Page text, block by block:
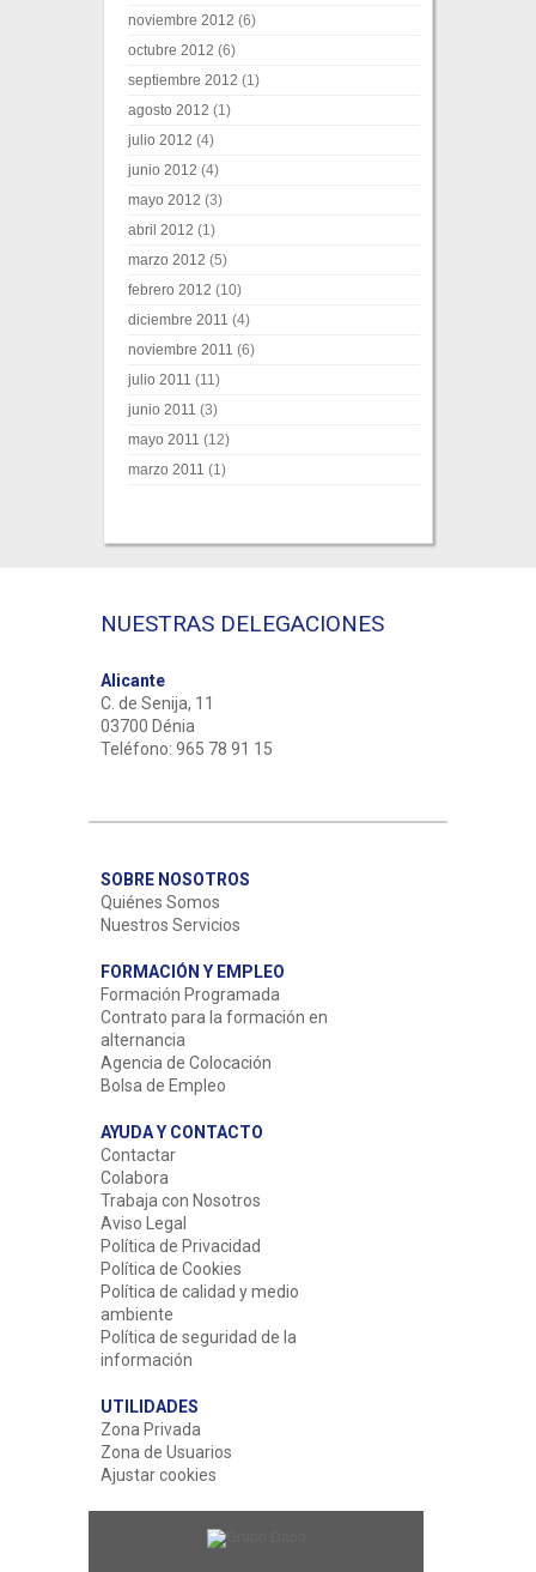
noviembre 2012 (6)
octubre 2012 (6)
septiembre 2012 (1)
agosto 2012 (1)
julio 2012 (4)
junio 2012 (4)
mayo 2012 (3)
abril 2012 (1)
marzo 2012 (5)
febrero 2012 (10)
diciembre 2011 (4)
noviembre 2011 (6)
julio 2011 (11)
junio 2011 (3)
mayo 2011 (12)
marzo 2011 (1)
NUESTRAS DELEGACIONES
Alicante
C. de Senija, 11
03700 Dénia
Teléfono: 965 78 91 15
SOBRE NOSOTROS
Quiénes Somos
Nuestros Servicios
FORMACIÓN Y EMPLEO
Formación Programada
Contrato para la formación en
alternancia
Agencia de Colocación
Bolsa de Empleo
AYUDA Y CONTACTO
Contactar
Colabora
Trabaja con Nosotros
Aviso Legal
Política de Privacidad
Política de Cookies
Política de calidad y medio
ambiente
Política de seguridad de la
información
UTILIDADES
Zona Privada
Zona de Usuarios
Ajustar cookies